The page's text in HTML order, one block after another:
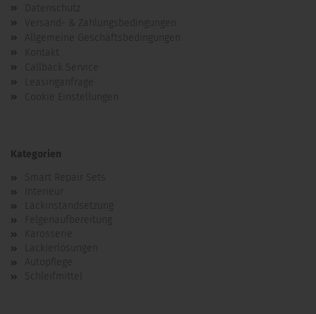
Datenschutz
Versand- & Zahlungsbedingungen
Allgemeine Geschäftsbedingungen
Kontakt
Callback Service
Leasinganfrage
Cookie Einstellungen
Kategorien
Smart Repair Sets
Interieur
Lackinstandsetzung
Felgenaufbereitung
Karosserie
Lackierlösungen
Autopflege
Schleifmittel